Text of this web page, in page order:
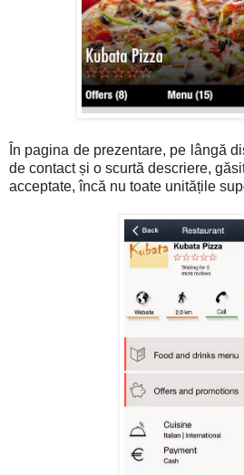
În pagina de prezentare, pe lângă
de contact și o scurtă descriere,
acceptate, încă nu toate unitățile